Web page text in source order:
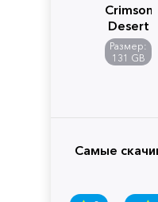
Crimson
Desert
Размер:
131 GB
Самые